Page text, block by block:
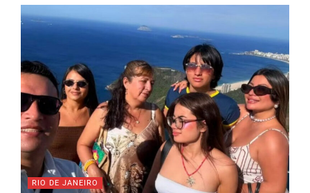
RIO DE JANEIRO